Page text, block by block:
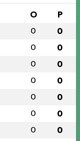
O P
0 0
0 0
0 0
0 0
0 0
0 0
0 0